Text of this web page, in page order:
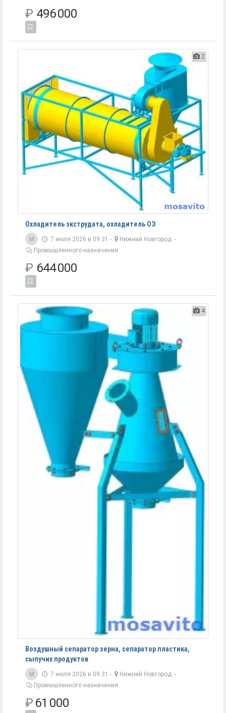
₽ 496 000
2
Охладитель экструдата, охладитель ОЭ
M 7 июля 2026 в 09:31 - Нижний Новгород -
Промышленного назначения
₽ 644 000
4
Воздушный сепаратор зерна, сепаратор пластика,
сыпучих продуктов
M 7 июля 2026 в 09:31 - Нижний Новгород -
Промышленного назначения
₽ 61 000